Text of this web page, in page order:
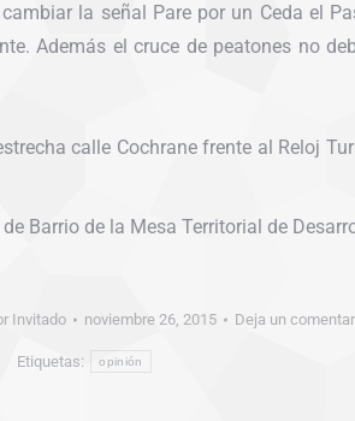
la señal Pare por un Ceda el
Además el cruce de peatones no
calle Cochrane frente al Reloj
Barrio de la Mesa Territorial de
Invitado noviembre 26, 2015 Deja un
Etiquetas: opinión